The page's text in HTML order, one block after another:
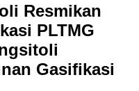
Resmikan
PLTMG
Gasifikasi